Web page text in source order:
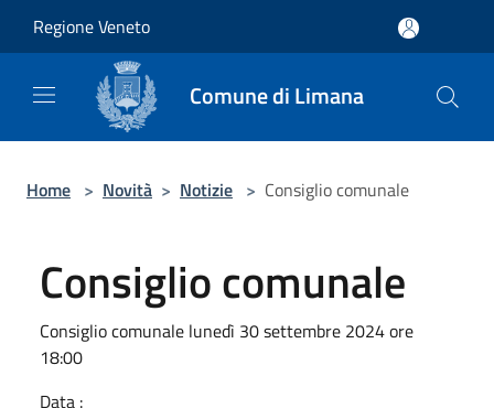
Regione Veneto
Comune di Limana
Home > Novità > Notizie > Consiglio comunale
Consiglio comunale
Consiglio comunale lunedì 30 settembre 2024 ore
18:00
Data :